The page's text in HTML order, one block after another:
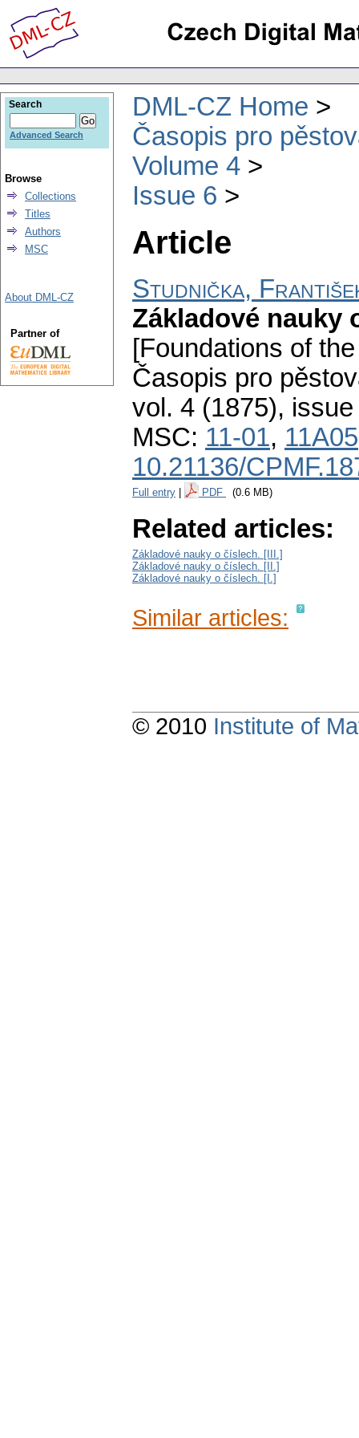
DML-CZ Home
Časopis pro
Volume 4
Issue 6
Article
Studnička,
Základové nauky
[Foundations of
Časopis pro
vol. 4 (1875), issue
MSC: 11-01, 11A05
10.21136/
Full entry PDF (0.6 MB)
Related articles:
Základové nauky o číslech. [III.]
Základové nauky o číslech. [II.]
Základové nauky o číslech. [I.]
Similar articles:
Search
Advanced Search
Browse
Collections
Titles
Authors
MSC
About DML-CZ
Partner of
© 2010 Institute of